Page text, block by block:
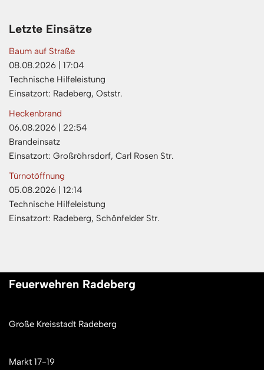
Letzte Einsätze
Baum auf Straße
08.08.2026
17:04
Technische Hilfeleistung
Einsatzort: Radeberg, Oststr.
Heckenbrand
06.08.2026
22:54
Brandeinsatz
Einsatzort: Großröhrsdorf, Carl Rosen Str.
Türnotöffnung
05.08.2026
12:14
Technische Hilfeleistung
Einsatzort: Radeberg, Schönfelder Str.
Feuerwehren Radeberg
Große Kreisstadt Radeberg
Markt 17-19